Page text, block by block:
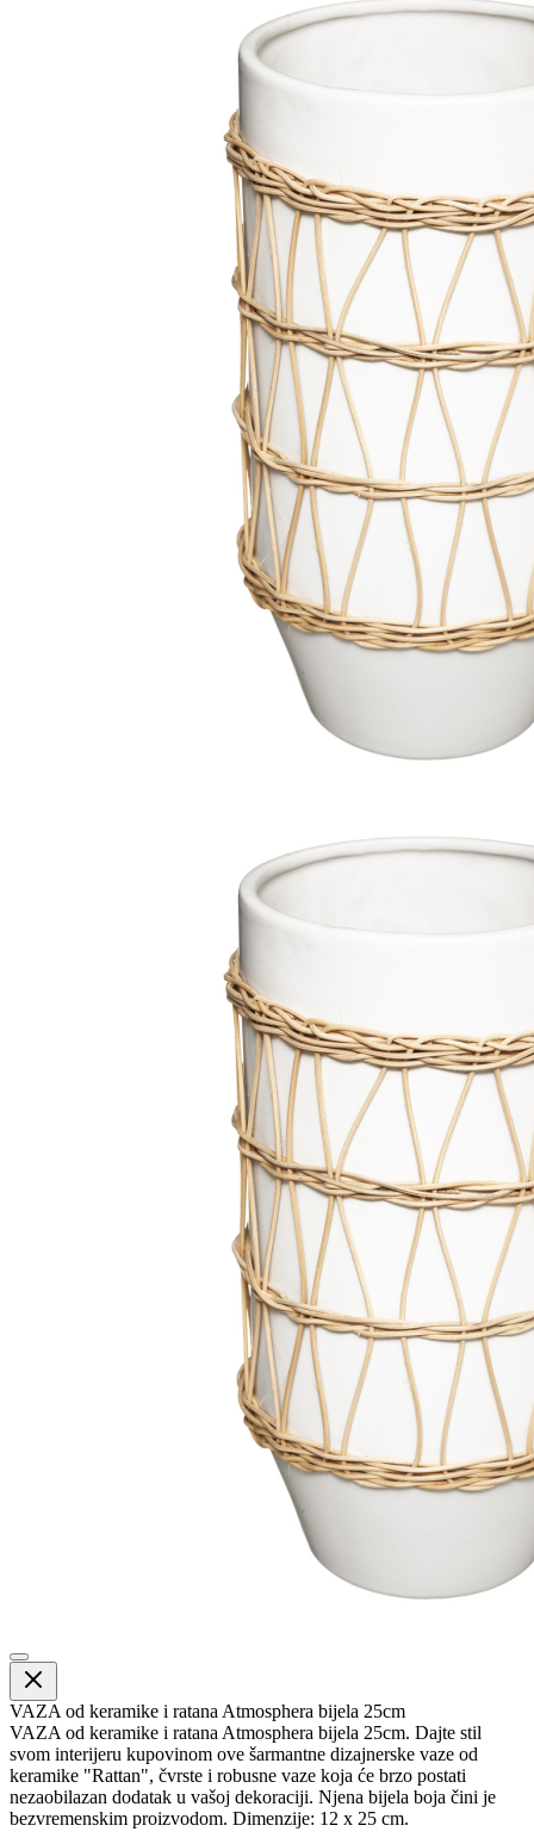
VAZA od keramike i ratana Atmosphera bijela 25cm
VAZA od keramike i ratana Atmosphera bijela 25cm. Dajte stil
svom interijeru kupovinom ove šarmantne dizajnerske vaze od
keramike "Rattan", čvrste i robusne vaze koja će brzo postati
nezaobilazan dodatak u vašoj dekoraciji. Njena bijela boja čini je
bezvremenskim proizvodom. Dimenzije: 12 x 25 cm.